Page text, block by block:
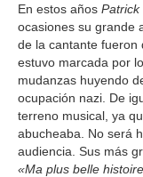
En estos años Patrick
ocasiones su grande
de la cantante fueron
estuvo marcada por
mudanzas huyendo
ocupación nazi. De
terreno musical, ya
abucheaba. No será
audiencia. Sus más
«Ma plus belle